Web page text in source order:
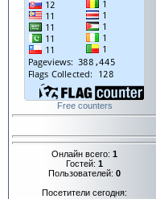
Free counters
Онлайн всего: 1
Гостей: 1
Пользователей: 0
Посетители сегодня: